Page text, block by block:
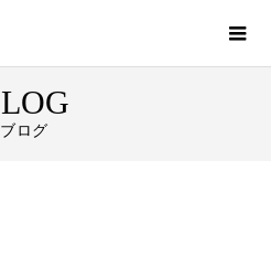
ブログ